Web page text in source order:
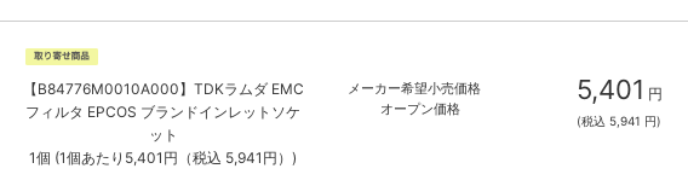
【B84776M0010A000】TDKラムダ EMC
フィルタ EPCOS ブランドインレットソケ
ット
1個 (1個あたり5,401円（税込 5,941円）)
メーカー希望小売価格
オープン価格
5,401 円
(税込 5,941 円)